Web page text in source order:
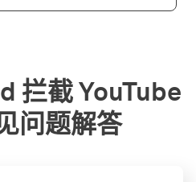
拦截 YouTube
问题解答